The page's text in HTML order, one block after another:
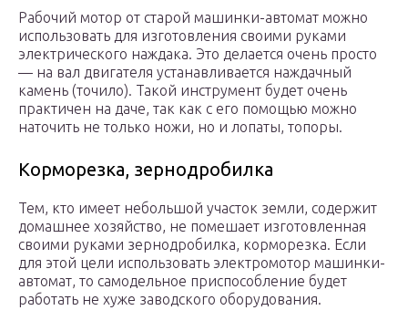
Рабочий мотор от старой машинки-автомат можно
использовать для изготовления своими руками
электрического наждака. Это делается очень просто
— на вал двигателя устанавливается наждачный
камень (точило). Такой инструмент будет очень
практичен на даче, так как с его помощью можно
наточить не только ножи, но и лопаты, топоры.
Корморезка, зернодробилка
Тем, кто имеет небольшой участок земли, содержит
домашнее хозяйство, не помешает изготовленная
своими руками зернодробилка, корморезка. Если
для этой цели использовать электромотор машинки-
автомат, то самодельное приспособление будет
работать не хуже заводского оборудования.